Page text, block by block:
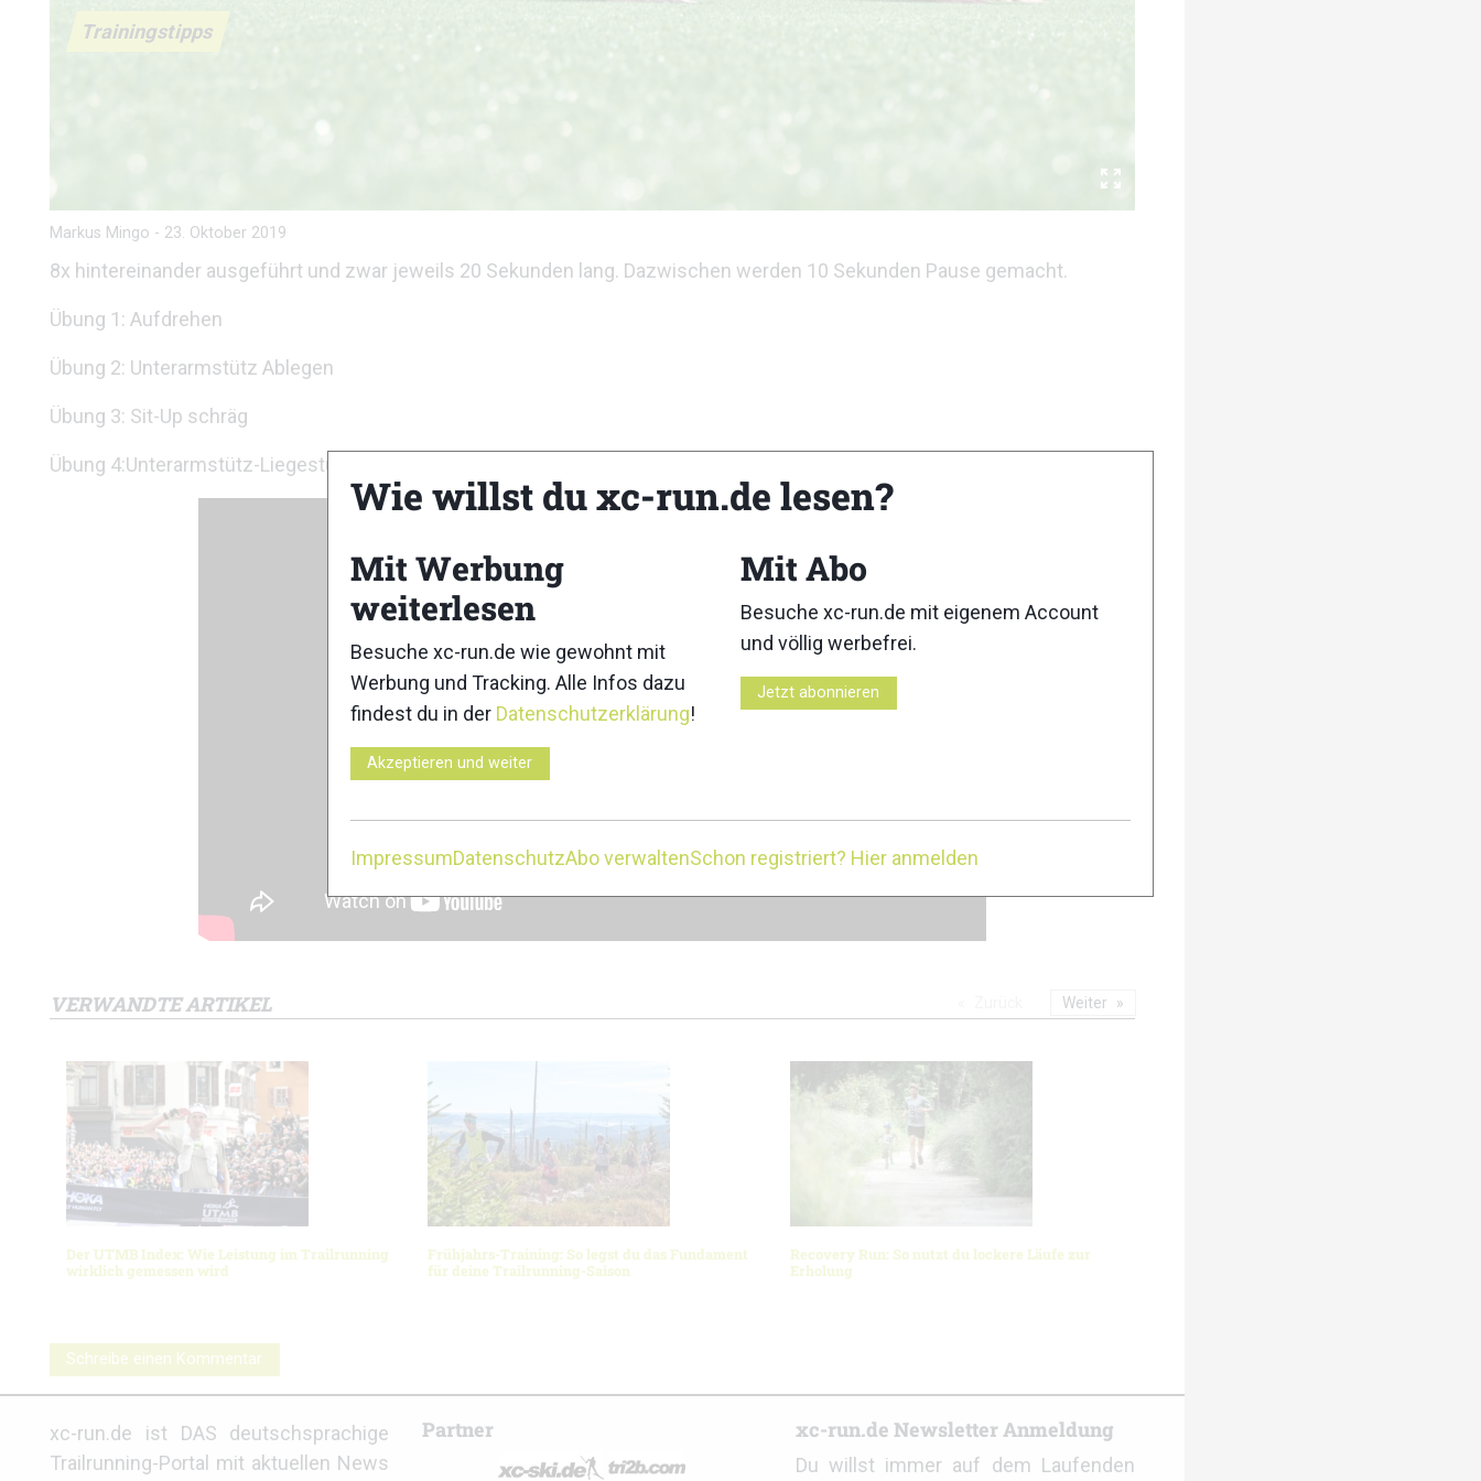
Trainingstipps
Markus Mingo - 23. Oktober 2019
8x hintereinander ausgeführt und zwar jeweils 20 Sekunden lang. Dazwischen werden 10 Sekunden Pause gemacht.
Übung 1: Aufdrehen
Übung 2: Unterarmstütz Ablegen
Übung 3: Sit-Up schräg
Übung 4:Unterarmstütz-Liegestütz
VERWANDTE ARTIKEL
Der UTMB Index: Wie Leistung im Trailrunning
wirklich gemessen wird
Frühjahrs-Training: So legst du das Fundament
für deine Trailrunning-Saison
Recovery Run: So nutzt du lockere Läufe zur
Erholung
Weiter
Schreibe einen Kommentar
xc-run.de ist DAS deutschsprachige
Trailrunning-Portal mit aktuellen News
Partner xc-run.de Newsletter Anmeldung
Du willst immer auf dem Laufenden
Wie willst du xc-run.de lesen?
Mit Werbung
weiterlesen
Besuche xc-run.de wie gewohnt mit
Werbung und Tracking. Alle Infos dazu
findest du in der Datenschutzerklärung!
Akzeptieren und weiter
Mit Abo
Besuche xc-run.de mit eigenem Account
und völlig werbefrei.
Jetzt abonnieren
ImpressumDatenschutzAbo verwaltenSchon registriert? Hier anmelden